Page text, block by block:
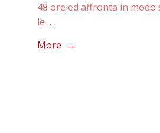
48 ore ed affronta in modo
le …
More →